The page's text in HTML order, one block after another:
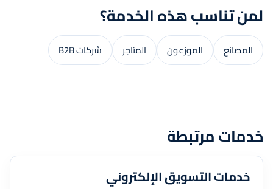
لمن تناسب هذه الخدمة؟
المصانع الموزعون المتاجر شركات B2B
خدمات مرتبطة
خدمات التسويق الإلكتروني